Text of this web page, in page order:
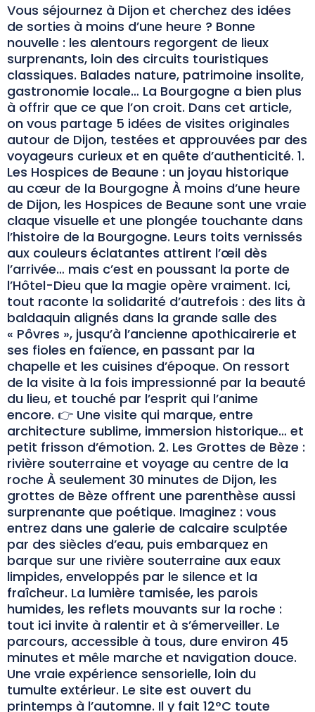
Vous séjournez à Dijon et cherchez des idées
de sorties à moins d’une heure ? Bonne
nouvelle : les alentours regorgent de lieux
surprenants, loin des circuits touristiques
classiques. Balades nature, patrimoine insolite,
gastronomie locale… La Bourgogne a bien plus
à offrir que ce que l’on croit. Dans cet article,
on vous partage 5 idées de visites originales
autour de Dijon, testées et approuvées par des
voyageurs curieux et en quête d’authenticité. 1.
Les Hospices de Beaune : un joyau historique
au cœur de la Bourgogne À moins d’une heure
de Dijon, les Hospices de Beaune sont une vraie
claque visuelle et une plongée touchante dans
l’histoire de la Bourgogne. Leurs toits vernissés
aux couleurs éclatantes attirent l’œil dès
l’arrivée… mais c’est en poussant la porte de
l’Hôtel-Dieu que la magie opère vraiment. Ici,
tout raconte la solidarité d’autrefois : des lits à
baldaquin alignés dans la grande salle des
« Pôvres », jusqu’à l’ancienne apothicairerie et
ses fioles en faïence, en passant par la
chapelle et les cuisines d’époque. On ressort
de la visite à la fois impressionné par la beauté
du lieu, et touché par l’esprit qui l’anime
encore. 👉 Une visite qui marque, entre
architecture sublime, immersion historique… et
petit frisson d’émotion. 2. Les Grottes de Bèze :
rivière souterraine et voyage au centre de la
roche À seulement 30 minutes de Dijon, les
grottes de Bèze offrent une parenthèse aussi
surprenante que poétique. Imaginez : vous
entrez dans une galerie de calcaire sculptée
par des siècles d’eau, puis embarquez en
barque sur une rivière souterraine aux eaux
limpides, enveloppés par le silence et la
fraîcheur. La lumière tamisée, les parois
humides, les reflets mouvants sur la roche :
tout ici invite à ralentir et à s’émerveiller. Le
parcours, accessible à tous, dure environ 45
minutes et mêle marche et navigation douce.
Une vraie expérience sensorielle, loin du
tumulte extérieur. Le site est ouvert du
printemps à l’automne. Il y fait 12°C toute